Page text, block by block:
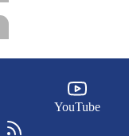
YouTube